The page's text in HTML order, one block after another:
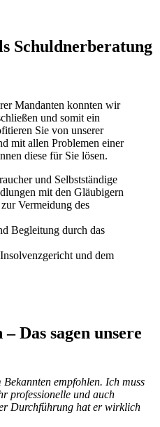
Schuldnerberatung
Mandanten konnten wir
und somit ein
Sie von unserer
mit allen Problemen einer
diese für Sie lösen.
und Selbstständige
mit den Gläubigern
Vermeidung des
Begleitung durch das
und dem
– Das sagen unsere
empfohlen. Ich muss
professionelle und auch
Durchführung hat er wirklich